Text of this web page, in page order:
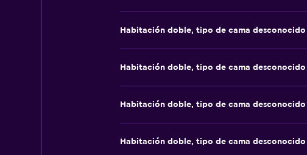
Habitación doble, tipo de cama desconocido
Habitación doble, tipo de cama desconocido
Habitación doble, tipo de cama desconocido
Habitación doble, tipo de cama desconocido